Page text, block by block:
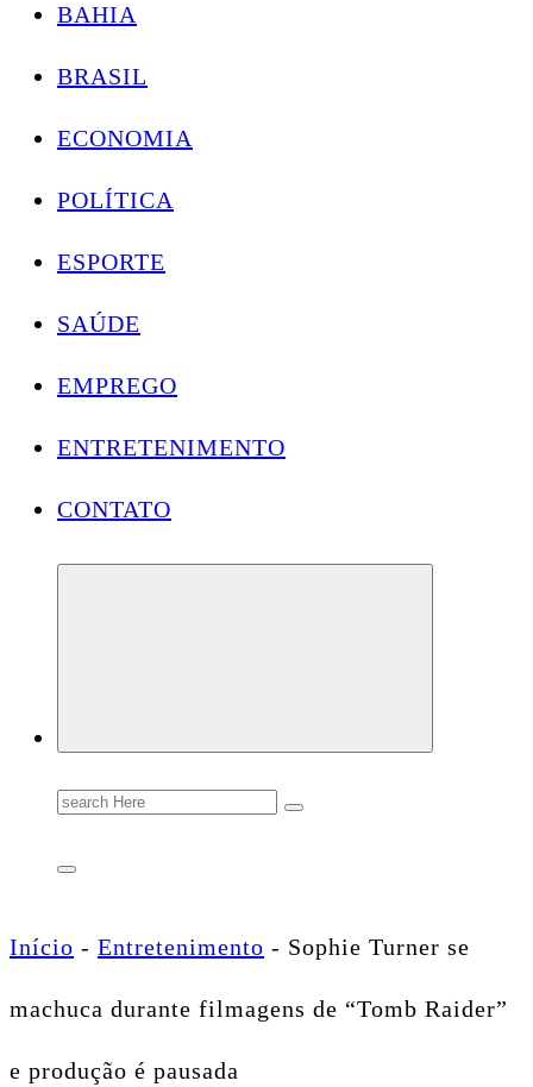
BAHIA
BRASIL
ECONOMIA
POLÍTICA
ESPORTE
SAÚDE
EMPREGO
ENTRETENIMENTO
CONTATO
Search
for:
Início - Entretenimento - Sophie Turner se
machuca durante filmagens de “Tomb Raider”
e produção é pausada